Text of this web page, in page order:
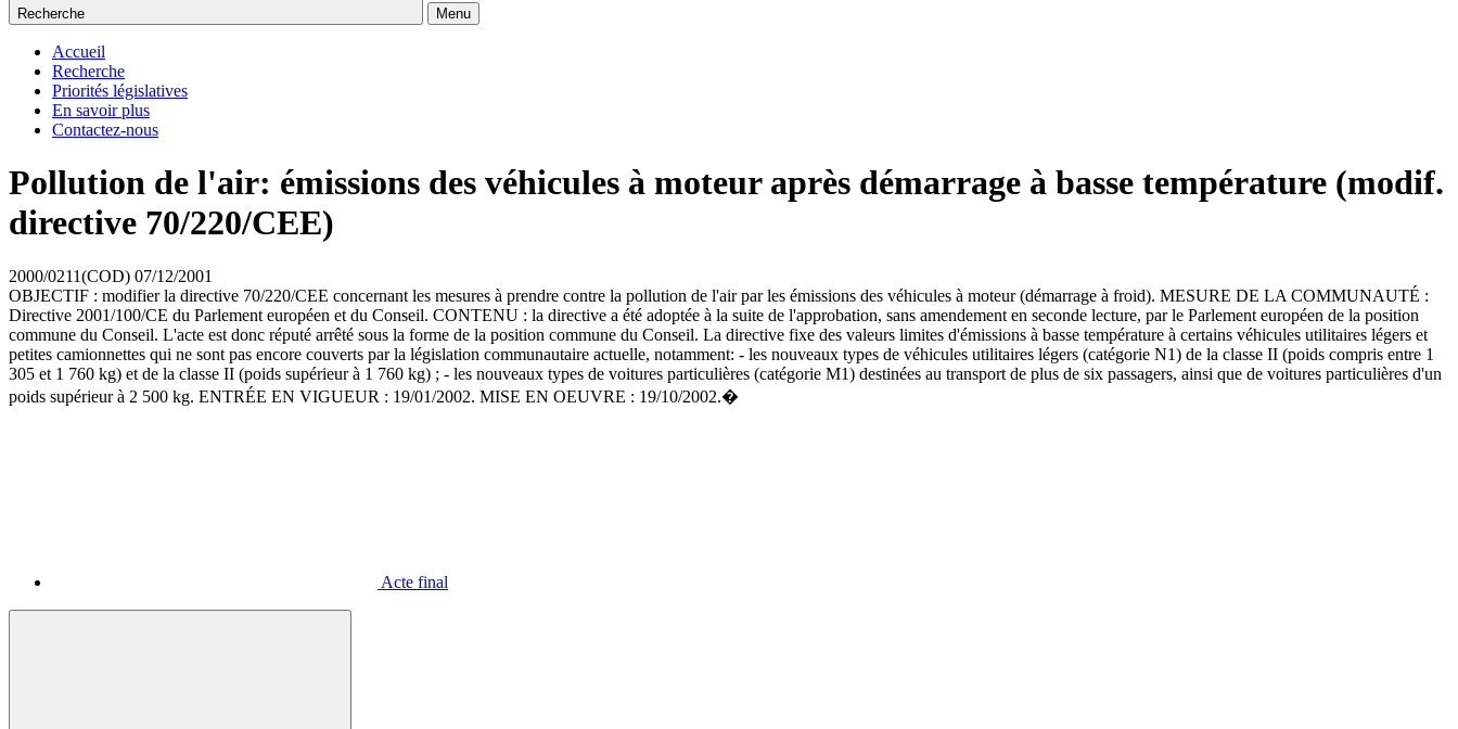
Recherche Menu
Accueil
Recherche
Priorités législatives
En savoir plus
Contactez-nous
Pollution de l'air: émissions des véhicules à moteur après démarrage à basse température (modif.
directive 70/220/CEE)
2000/0211(COD) 07/12/2001
OBJECTIF : modifier la directive 70/220/CEE concernant les mesures à prendre contre la pollution de l'air par les émissions des véhicules à moteur (démarrage à froid). MESURE DE LA COMMUNAUTÉ :
Directive 2001/100/CE du Parlement européen et du Conseil. CONTENU : la directive a été adoptée à la suite de l'approbation, sans amendement en seconde lecture, par le Parlement européen de la position
commune du Conseil. L'acte est donc réputé arrêté sous la forme de la position commune du Conseil. La directive fixe des valeurs limites d'émissions à basse température à certains véhicules utilitaires légers et
petites camionnettes qui ne sont pas encore couverts par la législation communautaire actuelle, notamment: - les nouveaux types de véhicules utilitaires légers (catégorie N1) de la classe II (poids compris entre 1
305 et 1 760 kg) et de la classe II (poids supérieur à 1 760 kg) ; - les nouveaux types de voitures particulières (catégorie M1) destinées au transport de plus de six passagers, ainsi que de voitures particulières d'un
poids supérieur à 2 500 kg. ENTRÉE EN VIGUEUR : 19/01/2002. MISE EN OEUVRE : 19/10/2002.�
Acte final